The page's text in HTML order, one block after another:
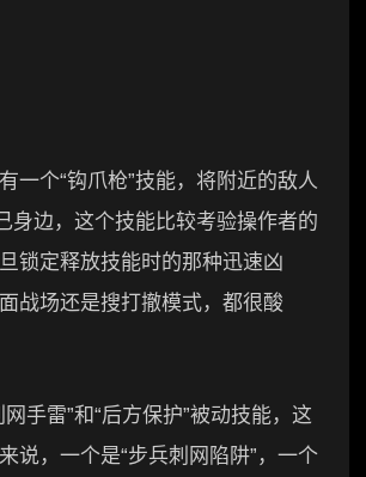
一个“钩爪枪”技能，将附近的敌人
身边，这个技能比较考验操作者的
锁定释放技能时的那种迅速凶
战场还是搜打撤模式，都很酸
手雷”和“后方保护”被动技能，这
说，一个是“步兵刺网陷阱”，一个